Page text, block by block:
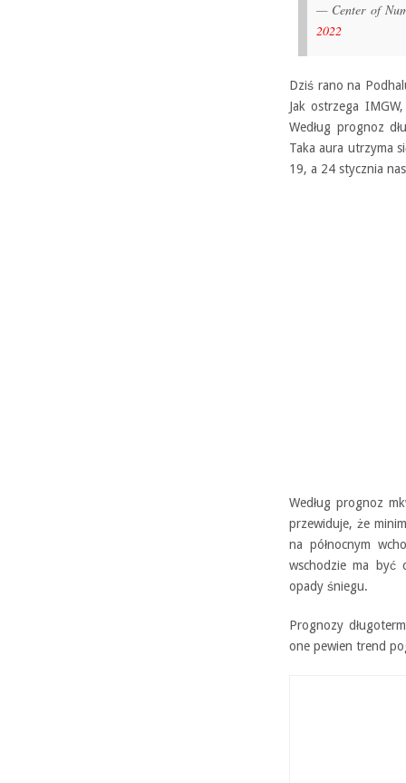
— Center of
2022
Dziś rano na
Jak ostrzega
Według prognoz
Taka aura utrzyma
19, a 24 stycznia
Według prognoz
przewiduje, że
na północnym
wschodzie ma być
opady śniegu.
Prognozy
one pewien trend